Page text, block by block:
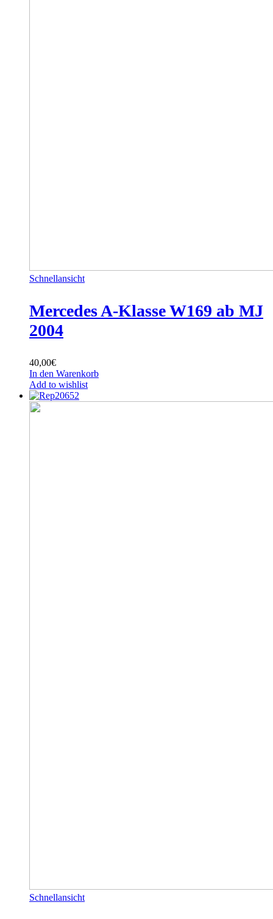
Schnellansicht
Mercedes A-Klasse W169 ab MJ
2004
40,00€
In den Warenkorb
Add to wishlist
Schnellansicht